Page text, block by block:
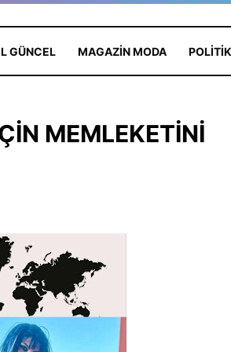
GÜNCEL MAGAZIN MODA
MEMLEKETİNİ
Dünya Yıldızı Antalya'da: